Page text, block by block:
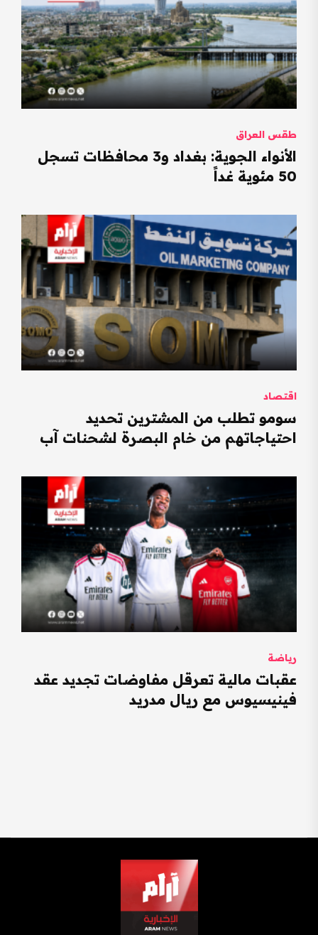
طقس العراق
الأنواء الجوية: بغداد و3 محافظات تسجل
50 مئوية غداً
اقتصاد
سومو تطلب من المشترين تحديد
احتياجاتهم من خام البصرة لشحنات آب
رياضة
عقبات مالية تعرقل مفاوضات تجديد عقد
فينيسيوس مع ريال مدريد